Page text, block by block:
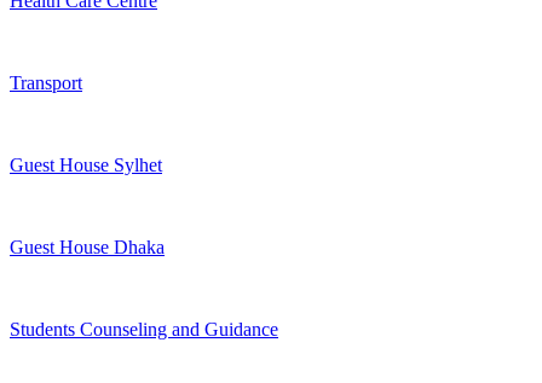
Transport
Guest House Sylhet
Guest House Dhaka
Students Counseling and Guidance